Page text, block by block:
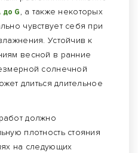
до G, а также некоторых
чувствует себя при
Устойчив к
весной в ранние
солнечной
длиться длительное
должно
плотность стояния
на следующих